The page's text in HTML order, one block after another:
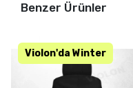
Benzer Ürünler